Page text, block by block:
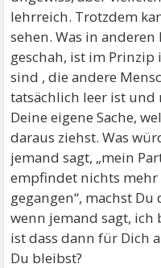
lehrreich. Trotzdem
sehen. Was in
geschah, ist im Prinzip
sind , die andere
tatsächlich leer ist
Deine eigene Sache,
daraus ziehst. Was
jemand sagt, „mein
empfindet nichts
gegangen“, machst
wenn jemand sagt,
ist dass dann für Dich
Du bleibst?